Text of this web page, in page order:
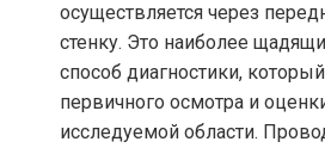
осуществляется через
стенку. Это наиболее
способ диагностики,
первичного осмотра и
исследуемой области.